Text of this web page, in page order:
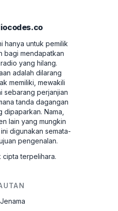
model radio lain, mungkin
dan membaca kod dari
Contoh boleh didapati di
radio
butang seterusnya
dan 4.
tekan butang 5.
menikmati muzik anda
hanya untuk pemilik
bagi mendapatkan
yang hilang.
adalah dilarang
memiliki, mewakili
sebarang perjanjian
tanda dagangan
Nama,
lain yang mungkin
digunakan semata-
pengenalan.
cipta terpelihara.
Jenama